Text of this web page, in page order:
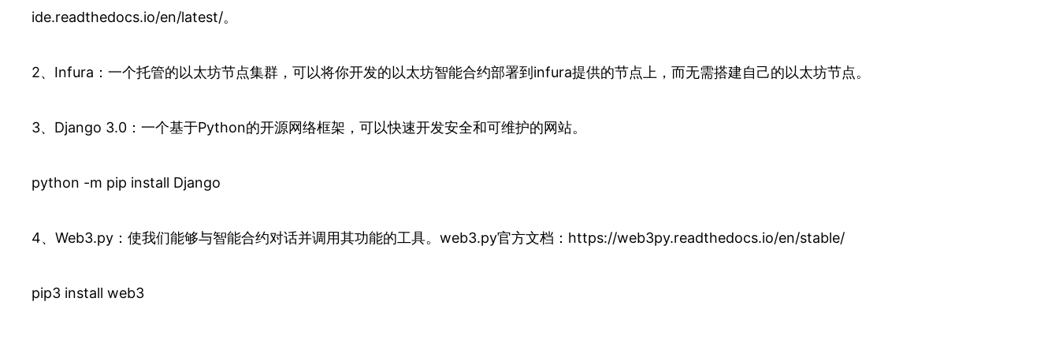
ide.readthedocs.io/en/latest/。
2、Infura：一个托管的以太坊节点集群，可以将你开发的以太坊智能合约部署到infura提供的节点上，而无需搭建自己的以太坊节点。
3、Django 3.0：一个基于Python的开源网络框架，可以快速开发安全和可维护的网站。
python -m pip install Django
4、Web3.py：使我们能够与智能合约对话并调用其功能的工具。web3.py官方文档：https://web3py.readthedocs.io/en/stable/
pip3 install web3